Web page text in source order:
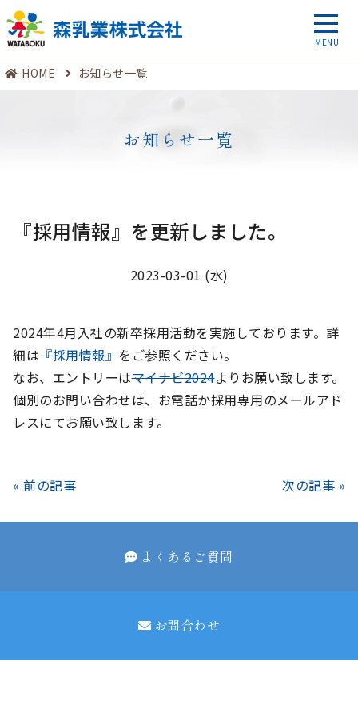
HOME お知らせ一覧
お知らせ一覧
『採用情報』を更新しました。
2023-03-01 (水)
2024年4月入社の新卒採用活動を実施しております。詳
細は『採用情報』をご参照ください。
なお、エントリーはマイナビ2024よりお願い致します。
個別のお問い合わせは、お電話か採用専用のメールアド
レスにてお願い致します。
« 前の記事 次の記事 »
よくあるご質問
お問合わせ